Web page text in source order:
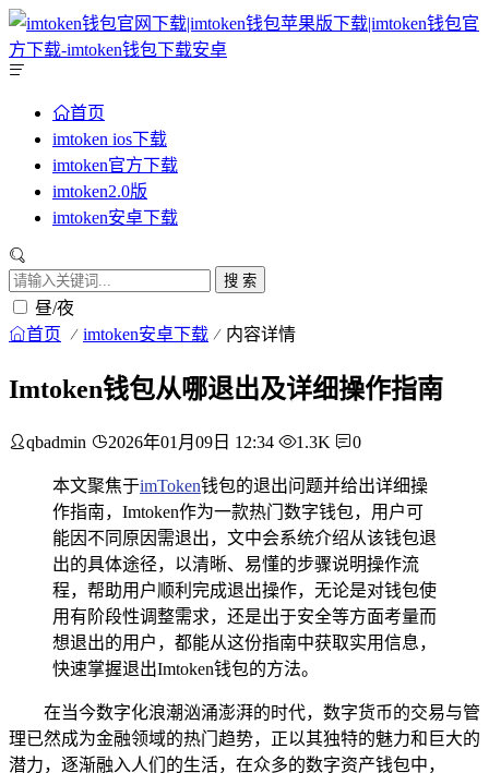
首页
imtoken ios下载
imtoken官方下载
imtoken2.0版
imtoken安卓下载
搜 索
昼/夜
首页 imtoken安卓下载 内容详情
Imtoken钱包从哪退出及详细操作指南
qbadmin 2026年01月09日 12:34 1.3K 0
本文聚焦于imToken钱包的退出问题并给出详细操
作指南，Imtoken作为一款热门数字钱包，用户可
能因不同原因需退出，文中会系统介绍从该钱包退
出的具体途径，以清晰、易懂的步骤说明操作流
程，帮助用户顺利完成退出操作，无论是对钱包使
用有阶段性调整需求，还是出于安全等方面考量而
想退出的用户，都能从这份指南中获取实用信息，
快速掌握退出Imtoken钱包的方法。
在当今数字化浪潮汹涌澎湃的时代，数字货币的交易与管
理已然成为金融领域的热门趋势，正以其独特的魅力和巨大的
潜力，逐渐融入人们的生活，在众多的数字资产钱包中，